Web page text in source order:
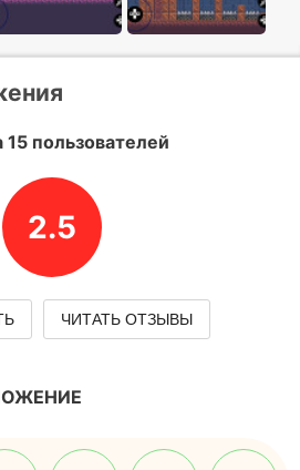
пользователей
2.5
ЧИТАТЬ ОТЗЫВЫ